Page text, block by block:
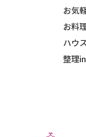
お気
お料
ハウ
整理